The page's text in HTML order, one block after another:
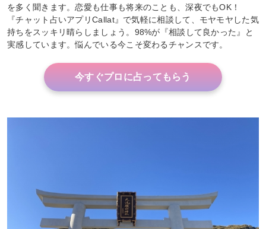
を多く聞きます。恋愛も仕事も将来のことも、深夜でもOK！
『チャット占いアプリCallat』で気軽に相談して、モヤモヤした気
持ちをスッキリ晴らしましょう。98%が『相談して良かった』と
実感しています。悩んでいる今こそ変わるチャンスです。
今すぐプロに占ってもらう